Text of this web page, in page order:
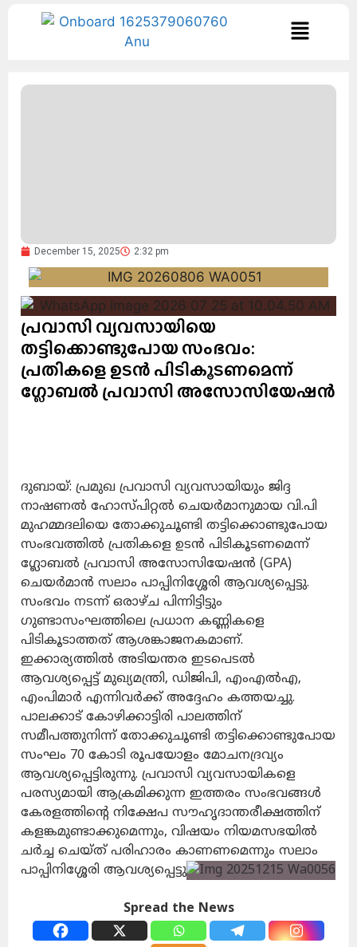
December 15, 2025 2:32 pm
പ്രവാസി വ്യവസായിയെ
തട്ടിക്കൊണ്ടുപോയ സംഭവം:
പ്രതികളെ ഉടന്‍ പിടികൂടണമെന്ന്
ഗ്ലോബല്‍ പ്രവാസി അസോസിയേഷന്‍
ദുബായ്: പ്രമുഖ പ്രവാസി വ്യവസായിയും ജിദ്ദ
നാഷണല്‍ ഹോസ്പിറ്റല്‍ ചെയര്‍മാനുമായ വി.പി
മുഹമ്മദലിയെ തോക്കുചൂണ്ടി തട്ടിക്കൊണ്ടുപോയ
സംഭവത്തില്‍ പ്രതികളെ ഉടന്‍ പിടികൂടണമെന്ന്
ഗ്ലോബല്‍ പ്രവാസി അസോസിയേഷന്‍ (GPA)
ചെയര്‍മാന്‍ സലാം പാപ്പിനിശ്ശേരി ആവശ്യപ്പെട്ടു.
സംഭവം നടന്ന് ഒരാഴ്ച പിന്നിട്ടിട്ടും
ഗുണ്ടാസംഘത്തിലെ പ്രധാന കണ്ണികളെ
പിടികൂടാത്തത് ആശങ്കാജനകമാണ്.
ഇക്കാര്യത്തിൽ അടിയന്തര ഇടപെടൽ
ആവശ്യപ്പെട്ട് മുഖ്യമന്ത്രി, ഡിജിപി, എംഎല്‍എ,
എംപിമാർ എന്നിവര്‍ക്ക് അദ്ദേഹം കത്തയച്ചു.
പാലക്കാട് കോഴിക്കാട്ടിരി പാലത്തിന്
സമീപത്തുനിന്ന് തോക്കുചൂണ്ടി തട്ടിക്കൊണ്ടുപോയ
സംഘം 70 കോടി രൂപയോളം മോചനദ്രവ്യം
ആവശ്യപ്പെട്ടിരുന്നു. പ്രവാസി വ്യവസായികളെ
പരസ്യമായി ആക്രമിക്കുന്ന ഇത്തരം സംഭവങ്ങള്‍
കേരളത്തിന്റെ നിക്ഷേപ സൗഹൃദാന്തരീക്ഷത്തിന്
കളങ്കമുണ്ടാക്കുമെന്നും, വിഷയം നിയമസഭയില്‍
ചര്‍ച്ച ചെയ്ത് പരിഹാരം കാണണമെന്നും സലാം
പാപ്പിനിശ്ശേരി ആവശ്യപ്പെട്ടു
Spread the News